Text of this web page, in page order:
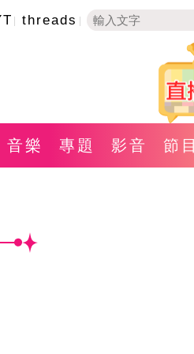
threads
音樂 專題 影音 節目